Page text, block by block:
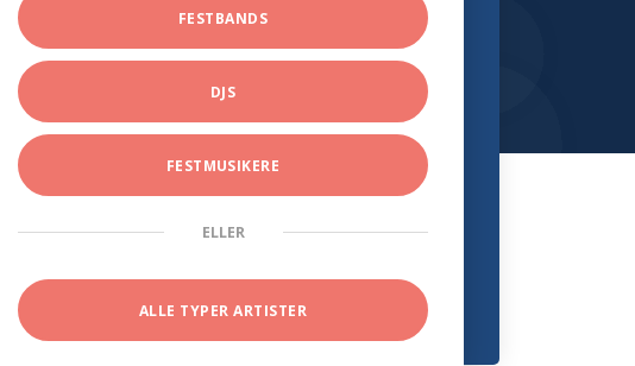
FESTBANDS
DJS
FESTMUSIKERE
ELLER
ALLE TYPER ARTISTER